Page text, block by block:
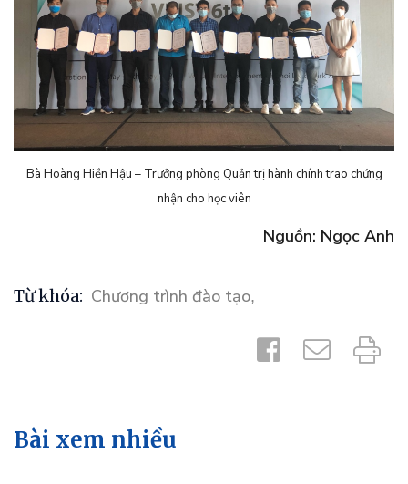
Bà Hoàng Hiền Hậu – Trưởng phòng Quản trị hành chính trao chứng
nhận cho học viên
Nguồn: Ngọc Anh
Từ khóa: Chương trình đào tạo,
Bài xem nhiều